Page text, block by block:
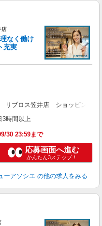
店
なく働け
充実
リブロス笠井店 ショッピングセ
時間以上
30 23:59まで
応募画面へ進む
かんたん3ステップ！
ーアソシエ の他の求人をみる